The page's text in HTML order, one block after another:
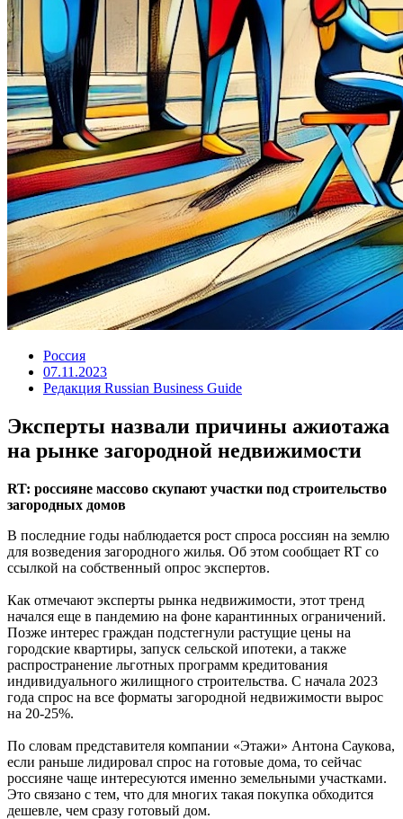
Россия
07.11.2023
Редакция Russian Business Guide
Эксперты назвали причины ажиотажа
на рынке загородной недвижимости
RT: россияне массово скупают участки под строительство
загородных домов
В последние годы наблюдается рост спроса россиян на землю
для возведения загородного жилья. Об этом сообщает RT со
ссылкой на собственный опрос экспертов.
Как отмечают эксперты рынка недвижимости, этот тренд
начался еще в пандемию на фоне карантинных ограничений.
Позже интерес граждан подстегнули растущие цены на
городские квартиры, запуск сельской ипотеки, а также
распространение льготных программ кредитования
индивидуального жилищного строительства. С начала 2023
года спрос на все форматы загородной недвижимости вырос
на 20-25%.
По словам представителя компании «Этажи» Антона Саукова,
если раньше лидировал спрос на готовые дома, то сейчас
россияне чаще интересуются именно земельными участками.
Это связано с тем, что для многих такая покупка обходится
дешевле, чем сразу готовый дом.